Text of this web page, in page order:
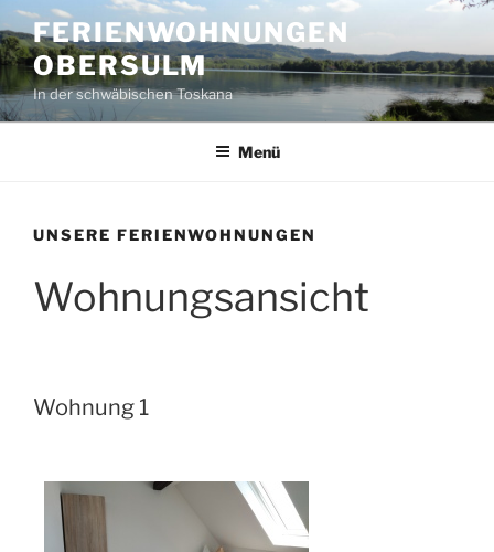
Zum
Inhalt
springen
FERIENWOHNUNGEN
OBERSULM
In der schwäbischen Toskana
Menü
UNSERE FERIENWOHNUNGEN
Wohnungsansicht
Wohnung 1